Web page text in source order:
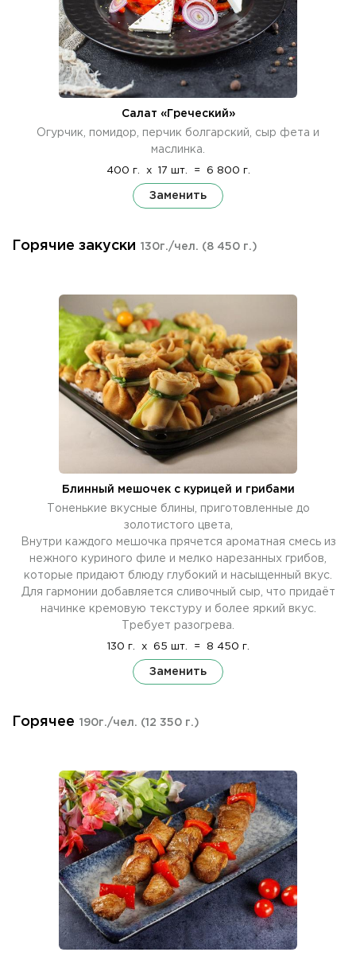
Салат «Греческий»
Огурчик, помидор, перчик болгарский, сыр фета и
маслинка.
400 г. x 17 шт. = 6 800 г.
Заменить
Горячие закуски 130г./чел. (8 450 г.)
Блинный мешочек с курицей и грибами
Тоненькие вкусные блины, приготовленные до
золотистого цвета,
Внутри каждого мешочка прячется ароматная смесь из
нежного куриного филе и мелко нарезанных грибов,
которые придают блюду глубокий и насыщенный вкус.
Для гармонии добавляется сливочный сыр, что придаёт
начинке кремовую текстуру и более яркий вкус.
Требует разогрева.
130 г. x 65 шт. = 8 450 г.
Заменить
Горячее 190г./чел. (12 350 г.)